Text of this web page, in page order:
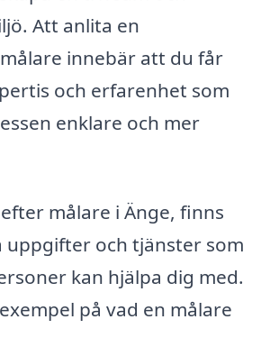
Att anlita en
innebär att du får
och erfarenhet som
enklare och mer
målare i Änge, finns
uppgifter och tjänster som
kan hjälpa dig med.
på vad en målare